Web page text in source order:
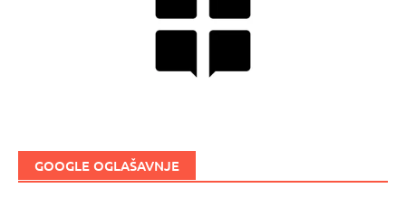
GOOGLE OGLAŠAVNJE